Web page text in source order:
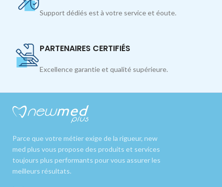
Support dédiés est à votre service et éoute.
PARTENAIRES CERTIFIÉS
Excellence garantie et qualité supérieure.
Parce que votre métier exige de la rigueur, new
med plus vous propose des produits et services
toujours plus performants pour vous assurer les
meilleurs résultats.